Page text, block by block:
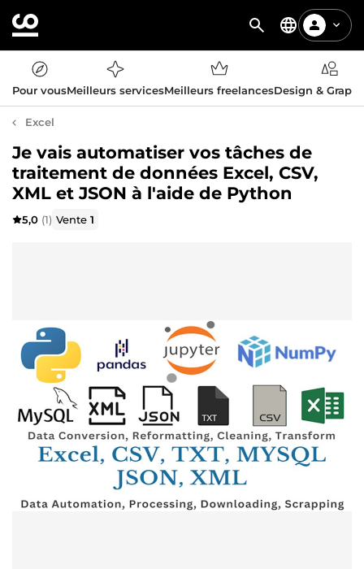
Pour vousMeilleurs servicesMeilleurs freelancesDesign &
Excel
Je vais automatiser vos tâches de
traitement de données Excel, CSV,
XML et JSON à l'aide de Python
5,0 (1) Vente1